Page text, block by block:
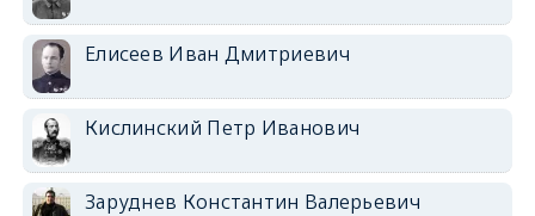
Елисеев Иван Дмитриевич
Кислинский Петр Иванович
Заруднев Константин Валерьевич